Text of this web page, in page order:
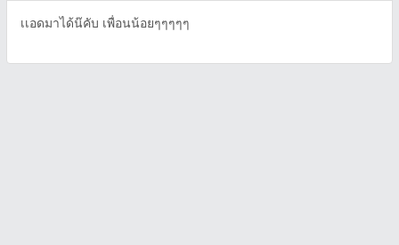
เเอดมาได้น๊คับ เพื่อนน้อยๆๆๆๆๆ